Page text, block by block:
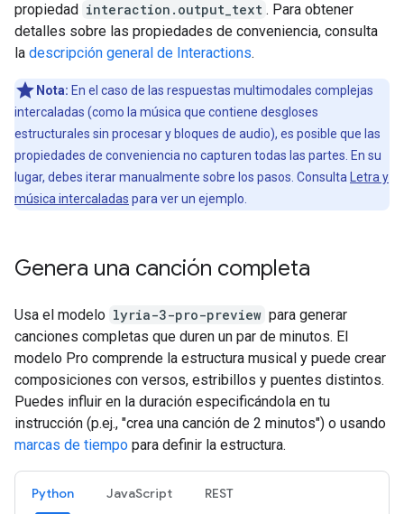
propiedad interaction.output_text . Para obtener
detalles sobre las propiedades de conveniencia, consulta
la descripción general de Interactions.
Nota: En el caso de las respuestas multimodales complejas
intercaladas (como la música que contiene desgloses
estructurales sin procesar y bloques de audio), es posible que las
propiedades de conveniencia no capturen todas las partes. En su
lugar, debes iterar manualmente sobre los pasos. Consulta
Letra y
música intercaladas para ver un ejemplo.
Genera una canción completa
Usa el modelo lyria-3-pro-preview para generar
canciones completas que duren un par de minutos. El
modelo Pro comprende la estructura musical y puede crear
composiciones con versos, estribillos y puentes distintos.
Puedes influir en la duración especificándola en tu
instrucción (p.ej., "crea una canción de 2 minutos") o usando
marcas de tiempo para definir la estructura.
Python JavaScript REST